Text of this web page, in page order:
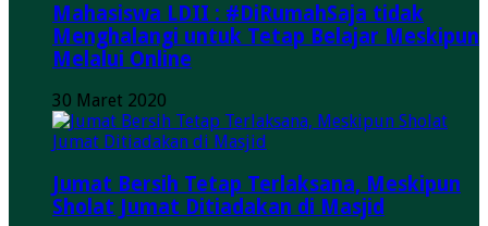
Mahasiswa LDII : #DiRumahSaja tidak
Menghalangi untuk Tetap Belajar Meskipun
Melalui Online
30 Maret 2020
Jumat Bersih Tetap Terlaksana, Meskipun
Sholat Jumat Ditiadakan di Masjid